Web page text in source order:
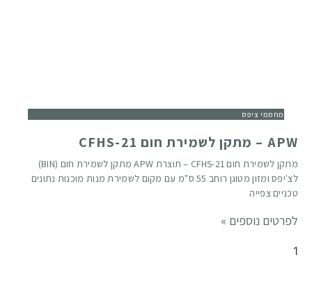
מחממי ציפס
APW – מתקן לשמירת חום CFHS-21
מתקן לשמירת חום CFHS-21 – תוצרת APW מתקן לשמירת חום (BIN)
לצ'יפס ומזון מטוגן רוחב 55 ס"מ עם מקום לשמירת מנות מוכנות נתונים
טכניים צפייה
לפרטים נוספים »